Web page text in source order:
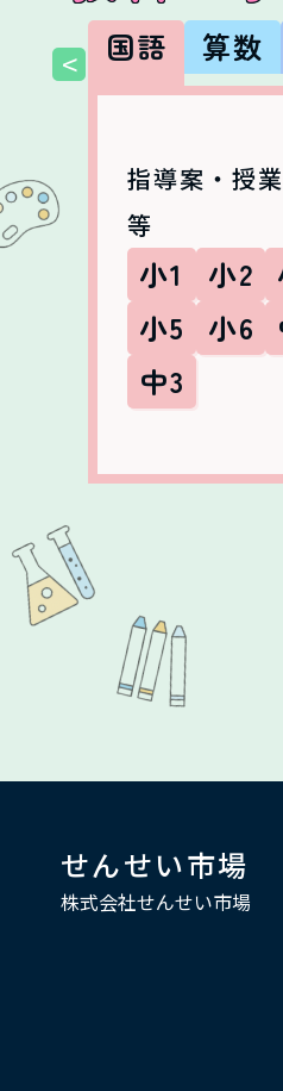
国語
算数
<
指導案・授
等
小1 小2
小5
小6
中3
せんせい市場
株式会社せんせい市場